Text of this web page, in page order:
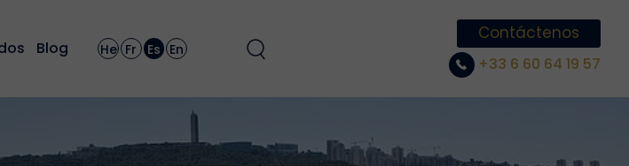
Blog He Fr Es En
Contáctenos
+33 6 60 64 19 57